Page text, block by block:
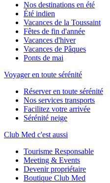
Nos destinations en été
Été indien
Vacances de la Toussaint
Fêtes de fin d'année
Vacances d'hiver
Vacances de Pâques
Ponts de mai
Voyager en toute sérénité
Réserver en toute sérénité
Nos services transports
Facilitez votre arrivée
Sérénité neige
Club Med c'est aussi
Tourisme Responsable
Meeting & Events
Devenir propriétaire
Boutique Club Med